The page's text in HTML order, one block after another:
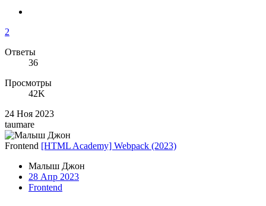
2
Ответы
36
Просмотры
42K
24 Ноя 2023
taumare
Frontend [HTML Academy] Webpack (2023)
Малыш Джон
28 Апр 2023
Frontend